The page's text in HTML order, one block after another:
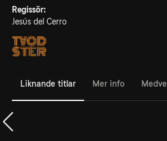
Regissör:
Jesús del Cerro
Liknande titlar Mer info